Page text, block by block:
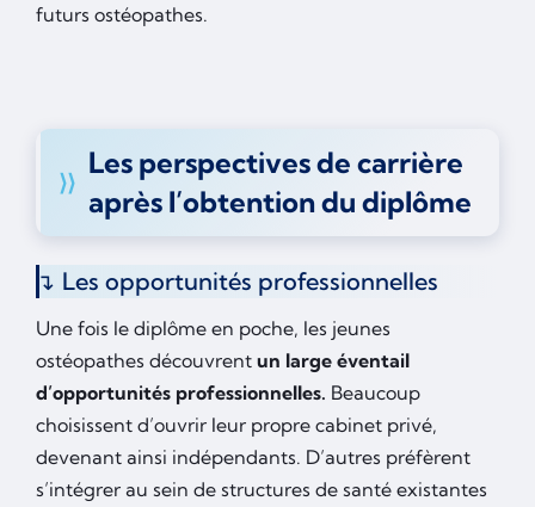
futurs ostéopathes.
Les perspectives de carrière
après l’obtention du diplôme
Les opportunités professionnelles
Une fois le diplôme en poche, les jeunes
ostéopathes découvrent un large éventail
d’opportunités professionnelles. Beaucoup
choisissent d’ouvrir leur propre cabinet privé,
devenant ainsi indépendants. D’autres préfèrent
s’intégrer au sein de structures de santé existantes